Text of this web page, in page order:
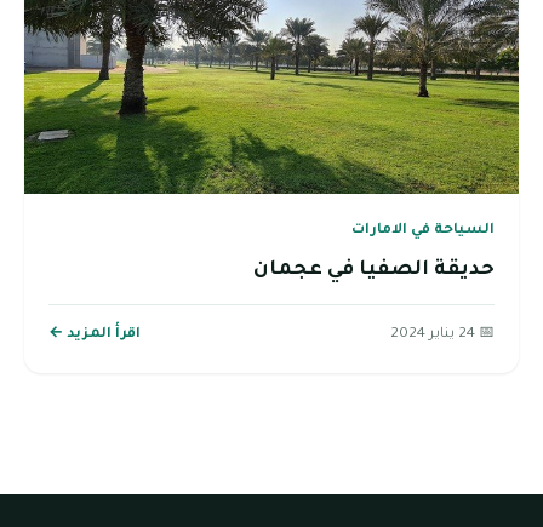
السياحة في الامارات
حديقة الصفيا في عجمان
📅 24 يناير 2024 اقرأ المزيد ←